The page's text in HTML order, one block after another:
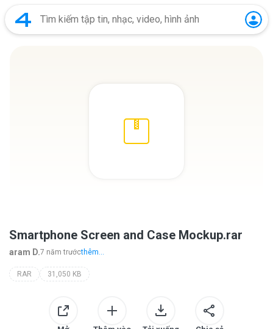
Smartphone Screen and Case Mockup.rar
aram D.7 năm trướcthêm...
RAR 31,050 KB